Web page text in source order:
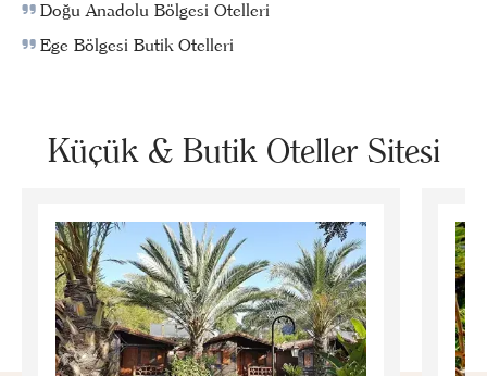
Doğu Anadolu Bölgesi Otelleri
Ege Bölgesi Butik Otelleri
Küçük & Butik Oteller Sitesi